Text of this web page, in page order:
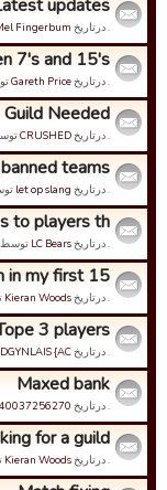
updates
. درتاریخ Fingerbum
7's and 15's.
. درتاریخGareth Price
Guild Needed
. درتاریخCRUSHED
banned teams
. درتاریخ let op slang
players th...
. درتاریخLC Bears توسط
my first 15?
. درتاریخKieran Woods
3 players
. درتاریخ{AC & …
Maxed bank
. درتاریخ
for a guild
. درتاریخKieran Woods